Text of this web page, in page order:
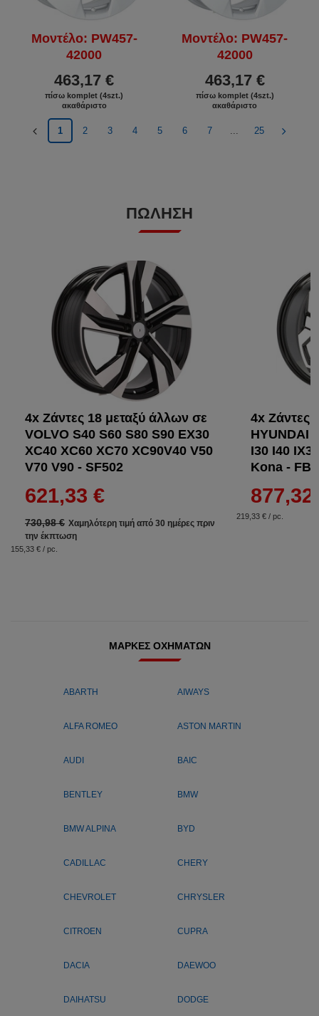
Μοντέλο: PW457-
42000
463,17 €
πίσω komplet (4szt.)
ακαθάριστο
Μοντέλο: PW457-
42000
463,17 €
πίσω komplet (4szt.)
ακαθάριστο
1 2 3 4 5 6 7 25
ΠΏΛΗΣΗ
4x Ζάντες 18 μεταξύ άλλων σε
VOLVO S40 S60 S80 S90 EX30
XC40 XC60 XC70 XC90V40 V50
V70 V90 - SF502
730,98 € Χαμηλότερη τιμή από 30 ημέρες πριν
την έκπτωση
621,33 €
155,33 € / pc.
4x Ζάντες
HYUNDAI
I30 I40
Kona -
877,32
219,33 € / pc.
ΜΆΡΚΕΣ ΟΧΗΜΆΤΩΝ
ABARTH AIWAYS
ALFA ROMEO ASTON MARTIN
AUDI BAIC
BENTLEY BMW
BMW ALPINA BYD
CADILLAC CHERY
CHEVROLET CHRYSLER
CITROEN CUPRA
DACIA DAEWOO
DAIHATSU DODGE